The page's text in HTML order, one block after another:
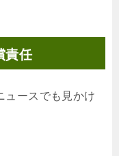
責任
ュースでも見かけ